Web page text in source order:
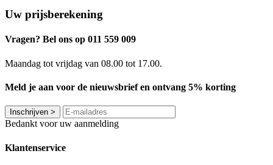
Uw prijsberekening
Vragen? Bel ons op 011 559 009
Maandag tot vrijdag van 08.00 tot 17.00.
Meld je aan voor de nieuwsbrief en ontvang 5% korting
Inschrijven >
Bedankt voor uw aanmelding
Klantenservice